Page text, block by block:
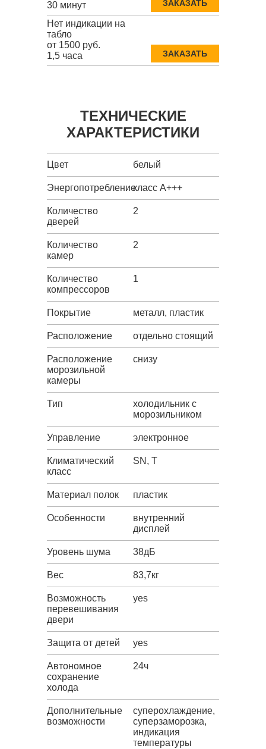
30 минут ЗАКАЗАТЬ
Нет индикации на
табло
от 1500 руб.
1,5 часа
ЗАКАЗАТЬ
ТЕХНИЧЕСКИЕ
ХАРАКТЕРИСТИКИ
Цвет белый
Энергопотреблениекласс A+++
Количество
дверей
2
Количество
камер
2
Количество
компрессоров
1
Покрытие металл, пластик
Расположение отдельно стоящий
Расположение
морозильной
камеры
снизу
Тип
холодильник с
морозильником
Управление электронное
Климатический
класс
SN, T
Материал полок пластик
Особенности
внутренний
дисплей
Уровень шума 38дБ
Вес 83,7кг
Возможность
перевешивания
двери
yes
Защита от детей yes
Автономное
сохранение
холода
24ч
Дополнительные
возможности
суперохлаждение,
суперзаморозка,
индикация
температуры